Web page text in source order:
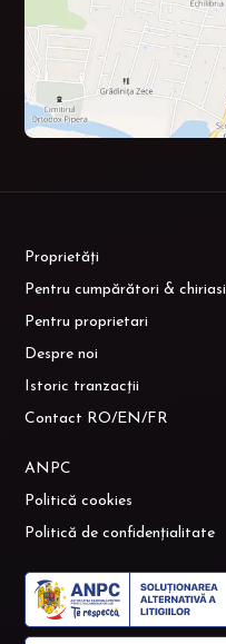
Proprietăți
Pentru cumpărători & chiriasi
Pentru proprietari
Despre noi
Istoric tranzacții
Contact RO/EN/FR
ANPC
Politică cookies
Politică de confidențialitate